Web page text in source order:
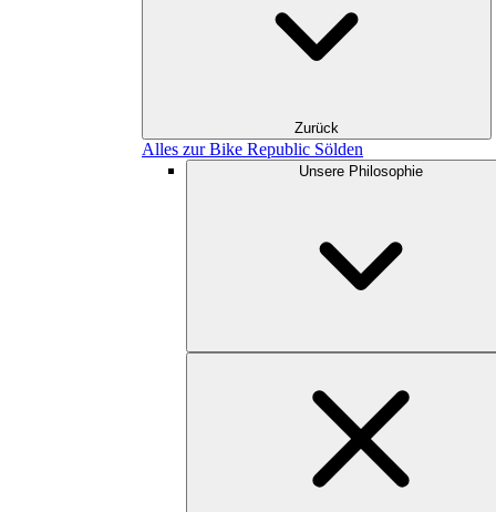
Zurück
Alles zur Bike Republic Sölden
Unsere Philosophie